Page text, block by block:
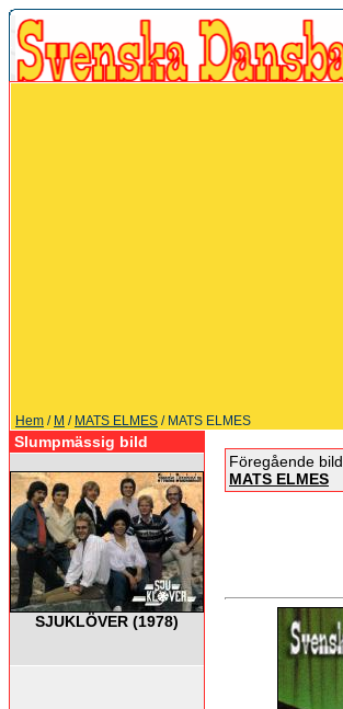
Hem / M / MATS ELMES / MATS ELMES
Slumpmässig bild
SJUKLÖVER (1978)
Föregående
MATS ELMES